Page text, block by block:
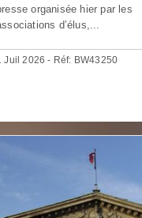
organisée hier par les
d’élus,...
Juil 2026 - Réf: BW43250